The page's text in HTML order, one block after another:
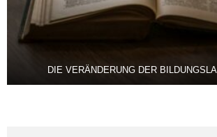
DIE VERÄNDERUNG DER